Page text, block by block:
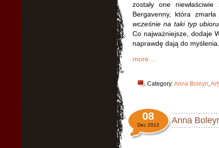
zostały one
Bergavenny, która
wcześnie na taki typ
Co najważniejsze, dodaje
naprawdę dają do myślenia.
more…
Category:Anna Boleyn,
Anna
08
Dec 2012